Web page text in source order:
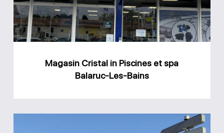
et
spa
Balaruc-
Bains
Magasin Cristal in Piscines et spa
Balaruc-Les-Bains